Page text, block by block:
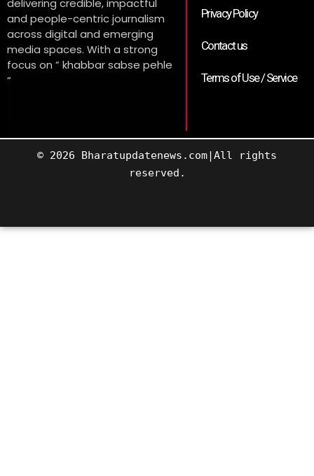
delivering credible, impactful
and people-centric journalism
across digital and emerging
media spaces. With a strong
focus on ” khabbar sabse pehle
“
Privacy Policy
Contact us
Terms of Use / Service
© 2026 Bharatupdatenews.com|All rights
reserved.